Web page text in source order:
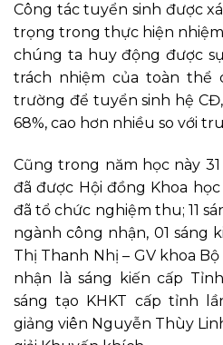
Công tác tuyển sinh được
trọng trong thực hiện
chúng ta huy động được
trách nhiệm của toàn thể
trường để tuyển sinh hệ
68%, cao hơn nhiều so với
Cũng trong năm học này 31
đã được Hội đồng Khoa
đã tổ chức nghiệm thu; 11
ngành công nhận, 01 sáng
Thị Thanh Nhị – GV khoa
nhận là sáng kiến cấp
sáng tạo KHKT cấp tỉnh
giảng viên Nguyễn Thùy